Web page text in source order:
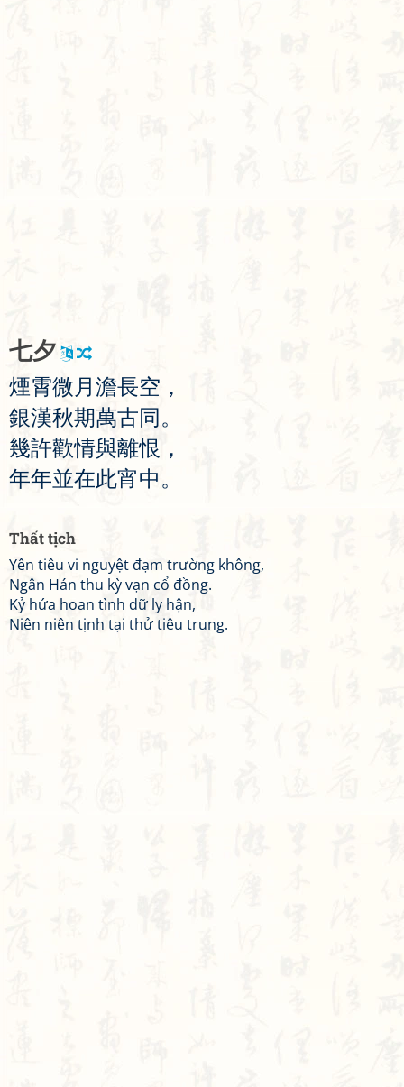
七夕
煙霄微 月 澹長空 ，
銀漢秋期萬古同 。
幾許歡情與離恨 ，
年年並在此宵中。
Thất tịch
Yên tiêu vi nguyệt đạm trường không,
Ngân Hán thu kỳ vạn cổ đồng.
Kỷ hứa hoan tình dữ ly hận,
Niên niên tịnh tại thử tiêu trung.